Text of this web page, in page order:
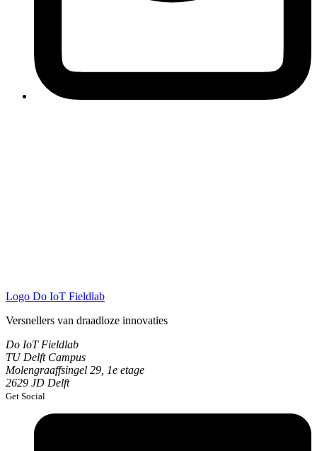
Logo Do IoT Fieldlab
Versnellers van draadloze innovaties
Do IoT Fieldlab
TU Delft Campus
Molengraaffsingel 29, 1e etage
2629 JD Delft
Get Social